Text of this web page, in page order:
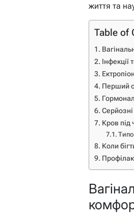
життя та
Table of
Перший
Кров під
Коли